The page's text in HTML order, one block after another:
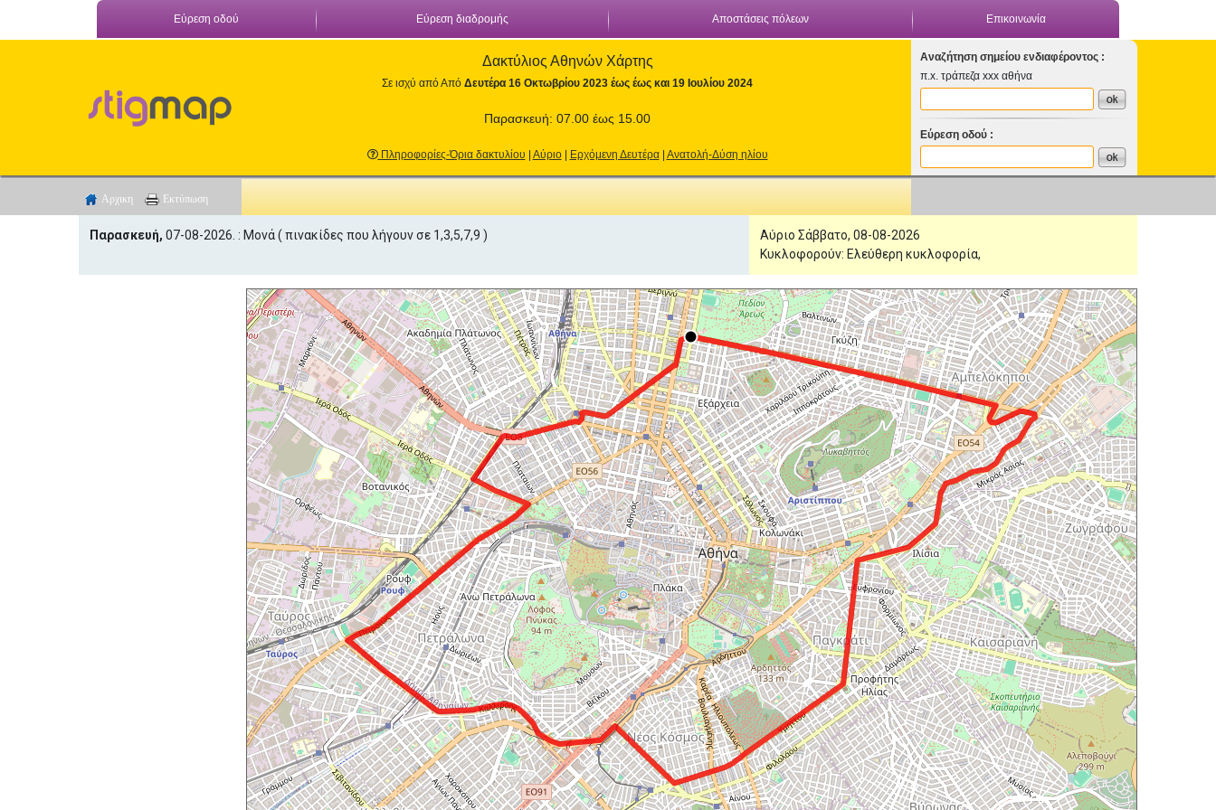
Εύρεση οδού Εύρεση διαδρομής Αποστάσεις πόλεων Επικοινωνία
Δακτύλιος Αθηνών Χάρτης
Σε ισχύ από Από Δευτέρα 16 Οκτωβρίου 2023 έως έως και 19 Ιουλίου 2024
Παρασκευή: 07.00 έως 15.00
Πληροφορίες-Όρια δακτυλίου Αύριο| Ερχόμενη Δευτέρα| Ανατολή-Δύση ηλίου
Αναζήτηση σημείου ενδιαφέροντος :
π.x. τράπεζα xxx αθήνα
Εύρεση οδού :
Αρχικη Εκτύπωση
Παρασκευή, 07-08-2026 . : Μονά ( πινακίδες που λήγουν σε 1,3,5,7,9 )
Αύριο Σάββατο, 08-08-2026
Κυκλοφορούν: Ελεύθερη κυκλοφορία,